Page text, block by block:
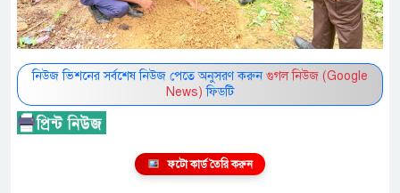
নিউজ ভিশনের সর্বশেষ নিউজ পেতে অনুসরণ করুন গুগল নিউজ (Google
News) ফিডটি
ফটো কার্ড তৈরি করুন